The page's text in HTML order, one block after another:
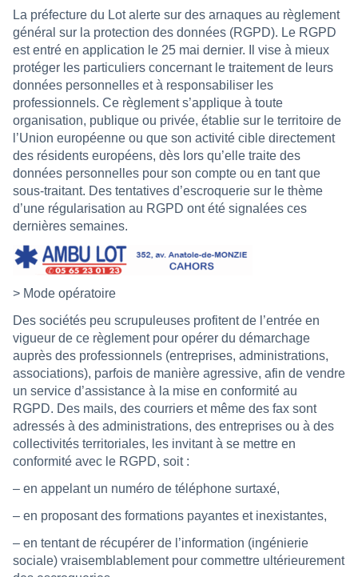
La préfecture du Lot alerte sur des arnaques au règlement
général sur la protection des données (RGPD). Le RGPD
est entré en application le 25 mai dernier. Il vise à mieux
protéger les particuliers concernant le traitement de leurs
données personnelles et à responsabiliser les
professionnels. Ce règlement s’applique à toute
organisation, publique ou privée, établie sur le territoire de
l’Union européenne ou que son activité cible directement
des résidents européens, dès lors qu’elle traite des
données personnelles pour son compte ou en tant que
sous-traitant. Des tentatives d’escroquerie sur le thème
d’une régularisation au RGPD ont été signalées ces
dernières semaines.
> Mode opératoire
Des sociétés peu scrupuleuses profitent de l’entrée en
vigueur de ce règlement pour opérer du démarchage
auprès des professionnels (entreprises, administrations,
associations), parfois de manière agressive, afin de vendre
un service d’assistance à la mise en conformité au
RGPD. Des mails, des courriers et même des fax sont
adressés à des administrations, des entreprises ou à des
collectivités territoriales, les invitant à se mettre en
conformité avec le RGPD, soit :
– en appelant un numéro de téléphone surtaxé,
– en proposant des formations payantes et inexistantes,
– en tentant de récupérer de l’information (ingénierie
sociale) vraisemblablement pour commettre ultérieurement